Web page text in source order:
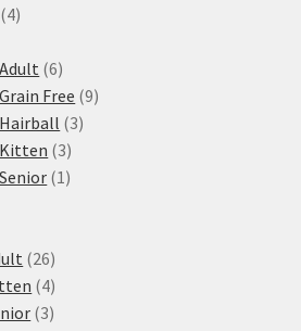
produkty
44
66
produktů
Free 99
33
33
produkty
1 1
2626
produktů
44
produkty
33